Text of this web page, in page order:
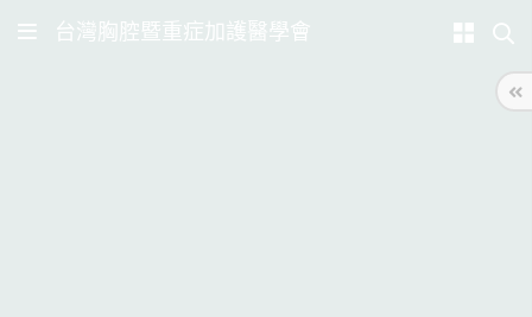
台灣胸腔暨重症加護醫學會